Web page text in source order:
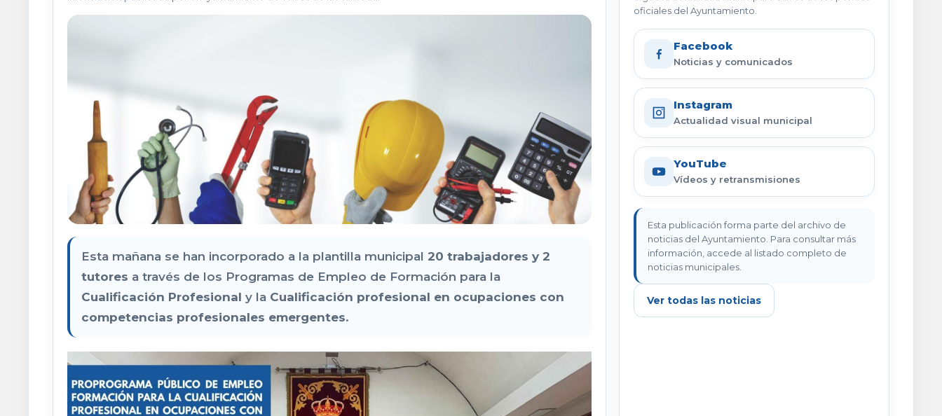
Esta mañana se han incorporado a la plantilla municipal 20 trabajadores y 2
tutores a través de los Programas de Empleo de Formación para la
Cualificación Profesional y la Cualificación profesional en ocupaciones con
competencias profesionales emergentes.
oficiales del Ayuntamiento.
Facebook
Noticias y comunicados
Instagram
Actualidad visual municipal
YouTube
Vídeos y retransmisiones
Esta publicación forma parte del archivo de
noticias del Ayuntamiento. Para consultar más
información, accede al listado completo de
noticias municipales.
Ver todas las noticias